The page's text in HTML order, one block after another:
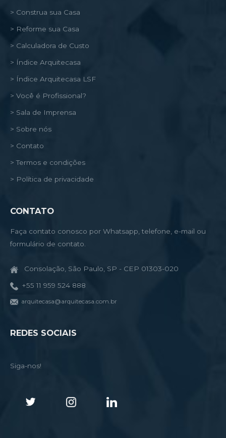
> Construa sua Casa
> Reforme sua Casa
> Calculadora de Custo
> Índice Arquitecasa
> Índice Arquitecasa LSF
> Você é Profissional?
> Sala de Imprensa
> Sobre nós
> Contato
> Termos e condições
> Política de privacidade
CONTATO
Faça contato conosco por Whatsapp, telefone, e-mail ou
formulário de contato.
Consolação, São Paulo, SP - CEP 01303-020
+55 11 959 524 888
arquitecasa@arquitecasa.com.br
REDES SOCIAIS
Siga-nos!